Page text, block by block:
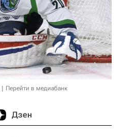
Перейти в медиабанк
Дзен